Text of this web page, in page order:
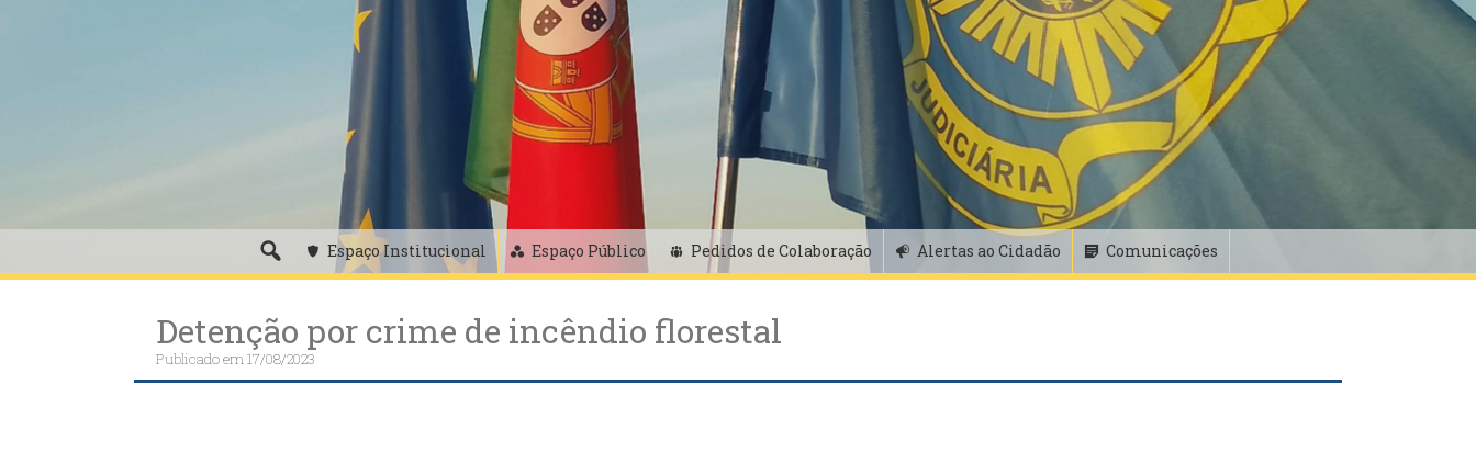
Espaço Institucional Espaço Público Pedidos de Colaboração Alertas ao Cidadão Comunicações
Detenção por crime de incêndio florestal
Publicado em17/08/2023